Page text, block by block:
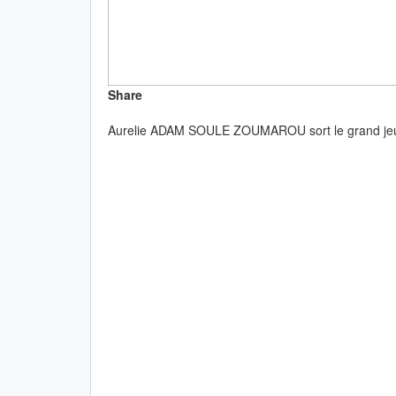
Share
Aurelie ADAM SOULE ZOUMAROU sort le grand